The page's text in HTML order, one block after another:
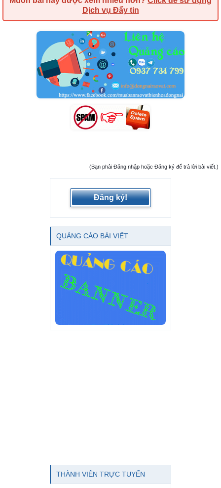
Dịch vụ Đẩy tin
(Bạn phải Đăng nhập hoặc Đăng ký để trả lời bài viết.)
Đăng ký!
QUẢNG CÁO BÀI VIẾT
THÀNH VIÊN TRỰC TUYẾN